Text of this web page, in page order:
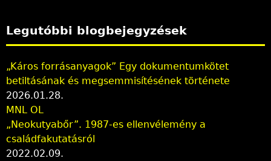
Legutóbbi blogbejegyzések
„Káros forrásanyagok” Egy dokumentumkötet
betiltásának és megsemmisítésének története
2026.01.28.
MNL OL
„Neokutyabőr”. 1987-es ellenvélemény a
családfakutatásról
2022.02.09.